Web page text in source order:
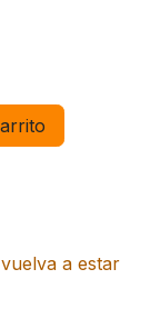
a estar